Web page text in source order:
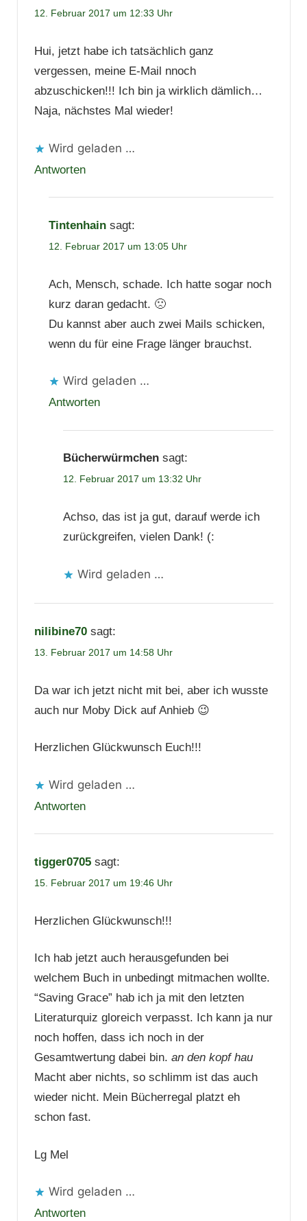
12. Februar 2017 um 12:33 Uhr
Hui, jetzt habe ich tatsächlich ganz
vergessen, meine E-Mail nnoch
abzuschicken!!! Ich bin ja wirklich dämlich…
Naja, nächstes Mal wieder!
Wird geladen …
Antworten
Tintenhain sagt:
12. Februar 2017 um 13:05 Uhr
Ach, Mensch, schade. Ich hatte sogar noch
kurz daran gedacht. 🙁
Du kannst aber auch zwei Mails schicken,
wenn du für eine Frage länger brauchst.
Wird geladen …
Antworten
Bücherwürmchen sagt:
12. Februar 2017 um 13:32 Uhr
Achso, das ist ja gut, darauf werde ich
zurückgreifen, vielen Dank! (:
Wird geladen …
nilibine70 sagt:
13. Februar 2017 um 14:58 Uhr
Da war ich jetzt nicht mit bei, aber ich wusste
auch nur Moby Dick auf Anhieb 😉
Herzlichen Glückwunsch Euch!!!
Wird geladen …
Antworten
tigger0705 sagt:
15. Februar 2017 um 19:46 Uhr
Herzlichen Glückwunsch!!!
Ich hab jetzt auch herausgefunden bei
welchem Buch in unbedingt mitmachen wollte.
“Saving Grace” hab ich ja mit den letzten
Literaturquiz gloreich verpasst. Ich kann ja nur
noch hoffen, dass ich noch in der
Gesamtwertung dabei bin. an den kopf hau
Macht aber nichts, so schlimm ist das auch
wieder nicht. Mein Bücherregal platzt eh
schon fast.
Lg Mel
Wird geladen …
Antworten